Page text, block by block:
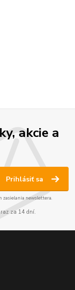
akcie a
Prihlásiť sa
zasielania newslettera.
za 14 dní.